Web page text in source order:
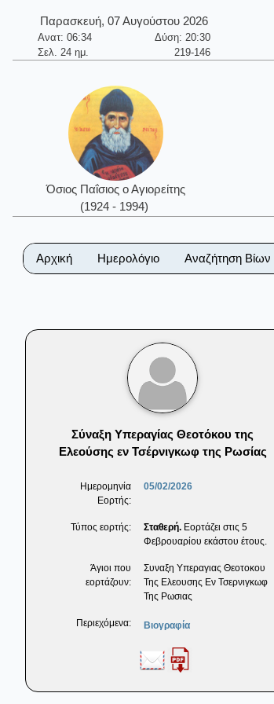
Παρασκευή, 07 Αυγούστου 2026
Ανατ: 06:34
Δύση: 20:30
Σελ. 24 ημ.
219-146
Όσιος Παΐσιος ο Αγιορείτης
(1924 - 1994)
Αρχική Ημερολόγιο Αναζήτηση Βίων
Σύναξη Υπεραγίας Θεοτόκου της
Ελεούσης εν Τσέρνιγκωφ της Ρωσίας
Ημερομηνία
Εορτής:
05/02/2026
Τύπος εορτής: Σταθερή. Εορτάζει στις 5
Φεβρουαρίου εκάστου έτους.
Άγιοι που
εορτάζουν:
Συναξη Υπεραγιας Θεοτοκου
Της Ελεουσης Εν Τσερνιγκωφ
Της Ρωσιας
Περιεχόμενα: Βιογραφία